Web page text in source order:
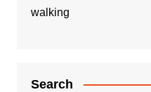
walking
Search